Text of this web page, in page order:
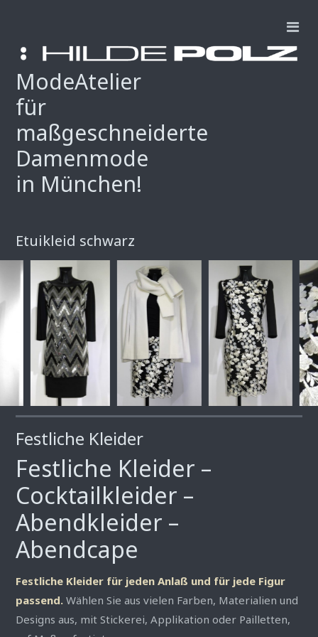
ModeAtelier
für
maßgeschneiderte
Damenmode
in München!
Etuikleid schwarz
Festliche Kleider
Festliche Kleider –
Cocktailkleider –
Abendkleider –
Abendcape
Festliche Kleider für jeden Anlaß und für jede Figur
passend. Wählen Sie aus vielen Farben, Materialien und
Designs aus, mit Stickerei, Applikation oder Pailletten,